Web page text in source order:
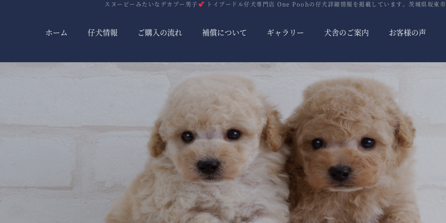
スヌーピーみたいなデカプー男子 トイプードル仔犬専門店 One Poohの仔犬詳細情報を掲載しています。茨城県坂東市
ホーム 仔犬情報 ご購入の流れ 補償について ギャラリー 犬舎のご案内 お客様の声